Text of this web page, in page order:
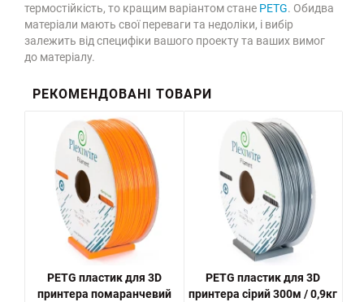
термостійкість, то кращим варіантом стане PETG. Обидва
матеріали мають свої переваги та недоліки, і вибір
залежить від специфіки вашого проекту та ваших вимог
до матеріалу.
РЕКОМЕНДОВАНІ ТОВАРИ
PETG пластик для 3D
принтера помаранчевий
PETG пластик для 3D
принтера сірий 300м / 0,9кг